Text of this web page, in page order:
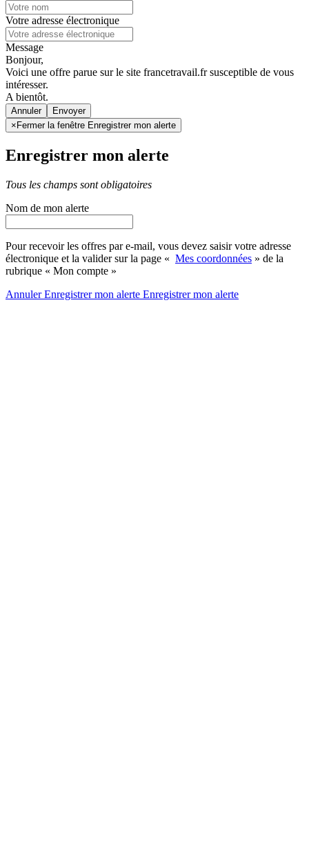
Votre adresse électronique
Message
Bonjour,
Voici une offre parue sur le site francetravail.fr susceptible de vous
intéresser.
A bientôt.
Annuler
× Fermer la fenêtre Enregistrer mon alerte
Enregistrer mon alerte
Tous les champs sont obligatoires
Nom de mon alerte
Pour recevoir les offres par e-mail, vous devez saisir votre adresse
électronique et la valider sur la page « Mes coordonnées » de la
rubrique « Mon compte »
AnnulerEnregistrer mon alerte Enregistrermon alerte